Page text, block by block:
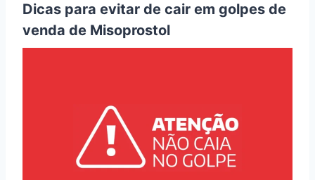
Dicas para evitar de cair em golpes de
venda de Misoprostol